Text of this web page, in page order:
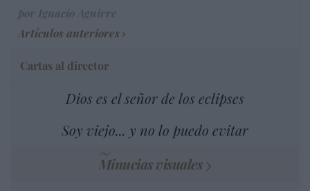
Artículos anteriores
Cartas al director
Dios es el señor de los eclipses
Soy viejo... y no lo puedo evitar
Minucias visuales